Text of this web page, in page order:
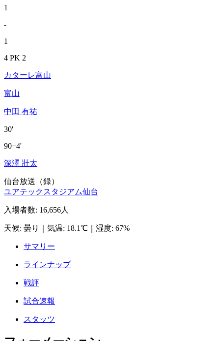
1
-
1
4 PK 2
カターレ富山
富山
中田 有祐
30'
90+4'
深澤 壯太
仙台放送（録）
ユアテックスタジアム仙台
入場者数: 16,656人
天候: 曇り 気温: 18.1℃ 湿度: 67%
サマリー
ラインナップ
戦評
試合速報
スタッツ